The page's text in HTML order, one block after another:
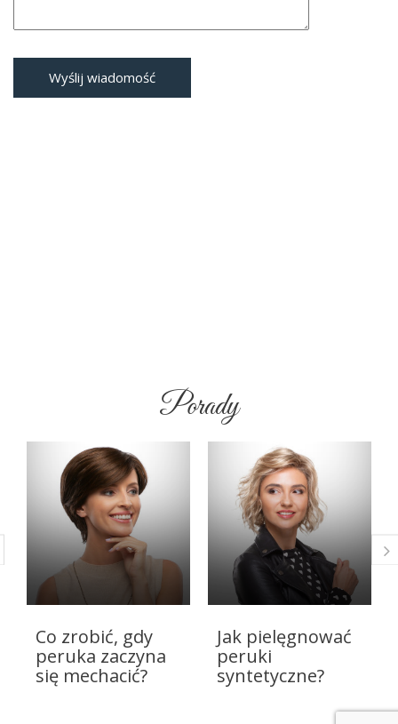
Porady
Co zrobić, gdy
peruka zaczyna
się mechacić?
Jak pielęgnować
peruki
syntetyczne?